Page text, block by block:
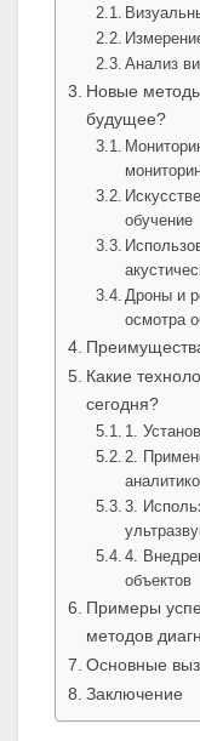
Анализ
Новые методы
будущее?
обучение
Дроны и
осмотра
Какие
сегодня?
1.
2.
3.
4.
объектов
Примеры
методов
Основные
Заключение